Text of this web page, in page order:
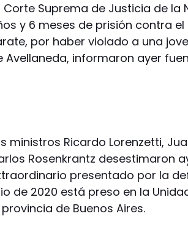
Corte Suprema de Justicia de
y 6 meses de prisión contra
por haber violado a una
Avellaneda, informaron ayer
ministros Ricardo Lorenzetti,
Rosenkrantz desestimaron
presentado por la
de 2020 está preso en la
de Buenos Aires.